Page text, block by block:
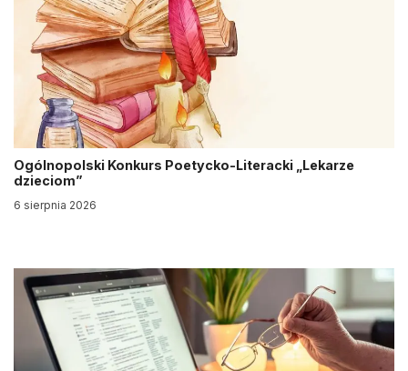
Ogólnopolski Konkurs Poetycko-Literacki „Lekarze
dzieciom”
6 sierpnia 2026